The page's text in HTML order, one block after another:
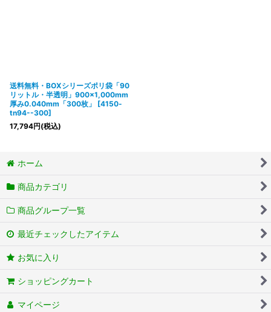
送料無料・BOXシリーズポリ袋「90
リットル・半透明」900×1,000mm
厚み0.040mm「300枚」
[4150-
tn94--300]
17,794円(税込)
ホーム
商品カテゴリ
商品グループ一覧
最近チェックしたアイテム
お気に入り
ショッピングカート
マイページ